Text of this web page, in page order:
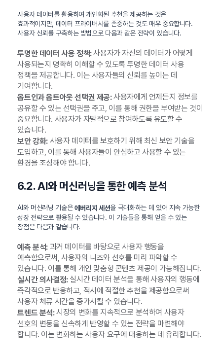
사용자 데이터를 활용하여 개인화된 추천을 제공하는 것은
효과적이지만, 데이터 프라이버시를 존중하는 것도 매우 중요합니다.
사용자 신뢰를 구축하는 방법으로 다음과 같은 전략이 있습니다.
투명한 데이터 사용 정책:사용자가 자신의 데이터가 어떻게
사용되는지 명확히 이해할 수 있도록 투명한 데이터 사용
정책을 제공합니다. 이는 사용자들의 신뢰를 높이는 데
기여합니다.
옵트인과 옵트아웃 선택권 제공:사용자에게 언제든지 정보를
공유할 수 있는 선택권을 주고, 이를 통해 권한을 부여받는 것이
중요합니다. 사용자가 자발적으로 참여하도록 유도할 수
있습니다.
보안 강화:사용자 데이터를 보호하기 위해 최신 보안 기술을
도입하고, 이를 통해 사용자들이 안심하고 사용할 수 있는
환경을 조성해야 합니다.
6.2. AI와 머신러닝을 통한 예측 분석
AI와 머신러닝 기술은에버리지 세션을 극대화하는 데 있어 지속 가능한
성장 전략으로 활용될 수 있습니다. 이 기술들을 통해 얻을 수 있는
장점은 다음과 같습니다.
예측 분석:과거 데이터를 바탕으로 사용자 행동을
예측함으로써, 사용자의 니즈와 선호를 미리 파악할 수
있습니다. 이를 통해 개인 맞춤형 콘텐츠 제공이 가능해집니다.
실시간 의사결정:실시간 데이터 분석을 통해 사용자의 행동에
즉각적으로 반응하고, 적시에 적절한 추천을 제공함으로써
사용자 체류 시간을 증가시킬 수 있습니다.
트렌드 분석:시장의 변화를 지속적으로 분석하여 사용자
선호의 변동을 신속하게 반영할 수 있는 전략을 마련해야
합니다. 이는 변화하는 사용자 요구에 대응하는 데 유리합니다.